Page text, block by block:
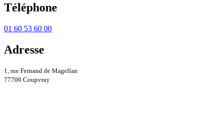
Téléphone
01 60 53 60 00
Adresse
1, rue Fernand de Magellan
77700 Coupvray